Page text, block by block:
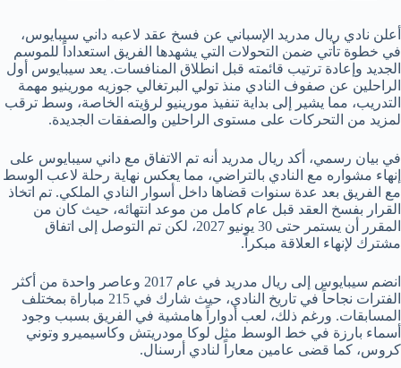
أعلن نادي ريال مدريد الإسباني عن فسخ عقد لاعبه داني سيبايوس،
في خطوة تأتي ضمن التحولات التي يشهدها الفريق استعداداً للموسم
الجديد وإعادة ترتيب قائمته قبل انطلاق المنافسات. يعد سيبايوس أول
الراحلين عن صفوف النادي منذ تولي البرتغالي جوزيه مورينيو مهمة
التدريب، مما يشير إلى بداية تنفيذ مورينيو لرؤيته الخاصة، وسط ترقب
لمزيد من التحركات على مستوى الراحلين والصفقات الجديدة.
في بيان رسمي، أكد ريال مدريد أنه تم الاتفاق مع داني سيبايوس على
إنهاء مشواره مع النادي بالتراضي، مما يعكس نهاية رحلة لاعب الوسط
مع الفريق بعد عدة سنوات قضاها داخل أسوار النادي الملكي. تم اتخاذ
القرار بفسخ العقد قبل عام كامل من موعد انتهائه، حيث كان من
المقرر أن يستمر حتى 30 يونيو 2027، لكن تم التوصل إلى اتفاق
مشترك لإنهاء العلاقة مبكراً.
انضم سيبايوس إلى ريال مدريد في عام 2017 وعاصر واحدة من أكثر
الفترات نجاحاً في تاريخ النادي، حيث شارك في 215 مباراة بمختلف
المسابقات. ورغم ذلك، لعب أدواراً هامشية في الفريق بسبب وجود
أسماء بارزة في خط الوسط مثل لوكا مودريتش وكاسيميرو وتوني
كروس، كما قضى عامين معاراً لنادي أرسنال.